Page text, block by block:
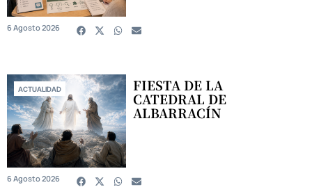
6 Agosto 2026
ACTUALIDAD FIESTA DE LA
CATEDRAL DE
ALBARRACÍN
6 Agosto 2026